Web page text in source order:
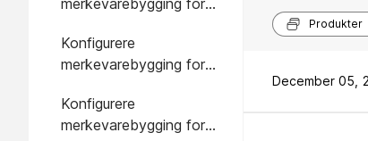
merkevarebygging for
Konfigurere
merkevarebygging for
nettstedet ditt
Konfigurere
merkevarebygging for
Produkter
December 05,